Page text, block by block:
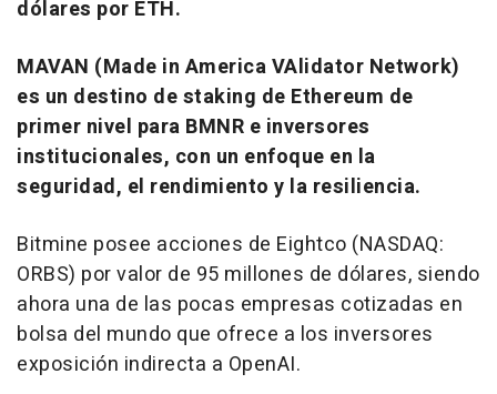
dólares por ETH.
MAVAN (Made in America VAlidator Network)
es un destino de staking de Ethereum de
primer nivel para BMNR e inversores
institucionales, con un enfoque en la
seguridad, el rendimiento y la resiliencia.
Bitmine posee acciones de Eightco (NASDAQ:
ORBS) por valor de 95 millones de dólares, siendo
ahora una de las pocas empresas cotizadas en
bolsa del mundo que ofrece a los inversores
exposición indirecta a OpenAI.